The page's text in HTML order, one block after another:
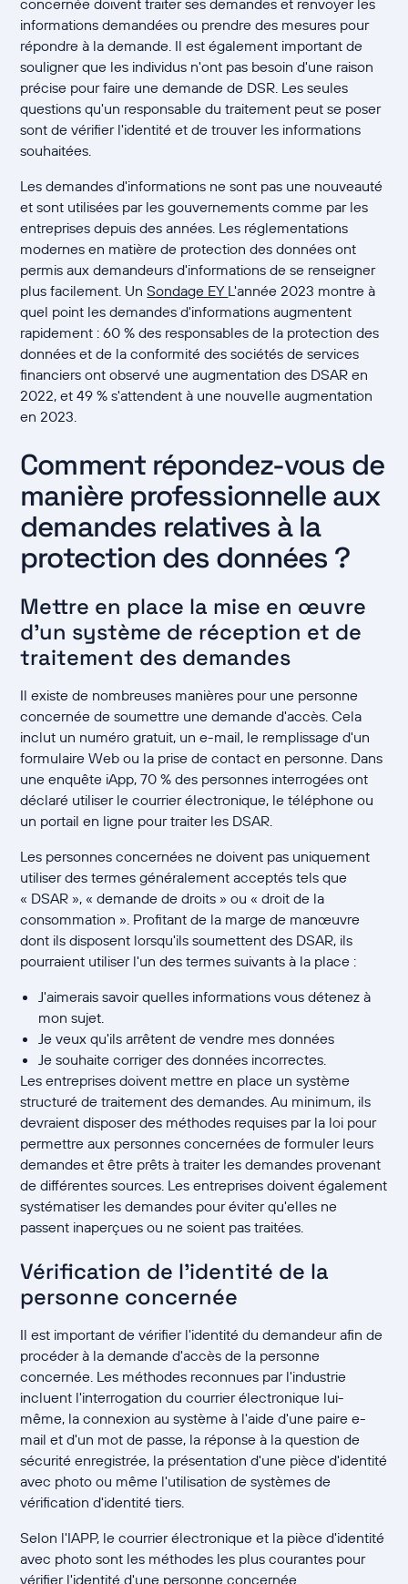
concernée doivent traiter ses demandes et renvoyer les
informations demandées ou prendre des mesures pour
répondre à la demande. Il est également important de
souligner que les individus n'ont pas besoin d'une raison
précise pour faire une demande de DSR. Les seules
questions qu'un responsable du traitement peut se poser
sont de vérifier l'identité et de trouver les informations
souhaitées.
Les demandes d'informations ne sont pas une nouveauté
et sont utilisées par les gouvernements comme par les
entreprises depuis des années. Les réglementations
modernes en matière de protection des données ont
permis aux demandeurs d'informations de se renseigner
plus facilement. UnSondage EY L'année 2023 montre à
quel point les demandes d'informations augmentent
rapidement : 60 % des responsables de la protection des
données et de la conformité des sociétés de services
financiers ont observé une augmentation des DSAR en
2022, et 49 % s'attendent à une nouvelle augmentation
en 2023.
Comment répondez-vous de
manière professionnelle aux
demandes relatives à la
protection des données ?
Mettre en place la mise en œuvre
d'un système de réception et de
traitement des demandes
Il existe de nombreuses manières pour une personne
concernée de soumettre une demande d'accès. Cela
inclut un numéro gratuit, un e-mail, le remplissage d'un
formulaire Web ou la prise de contact en personne. Dans
une enquête iApp, 70 % des personnes interrogées ont
déclaré utiliser le courrier électronique, le téléphone ou
un portail en ligne pour traiter les DSAR.
Les personnes concernées ne doivent pas uniquement
utiliser des termes généralement acceptés tels que
« DSAR », « demande de droits » ou « droit de la
consommation ». Profitant de la marge de manœuvre
dont ils disposent lorsqu'ils soumettent des DSAR, ils
pourraient utiliser l'un des termes suivants à la place :
J'aimerais savoir quelles informations vous détenez à
mon sujet.
Je veux qu'ils arrêtent de vendre mes données
Je souhaite corriger des données incorrectes.
Les entreprises doivent mettre en place un système
structuré de traitement des demandes. Au minimum, ils
devraient disposer des méthodes requises par la loi pour
permettre aux personnes concernées de formuler leurs
demandes et être prêts à traiter les demandes provenant
de différentes sources. Les entreprises doivent également
systématiser les demandes pour éviter qu'elles ne
passent inaperçues ou ne soient pas traitées.
Vérification de l'identité de la
personne concernée
Il est important de vérifier l'identité du demandeur afin de
procéder à la demande d'accès de la personne
concernée. Les méthodes reconnues par l'industrie
incluent l'interrogation du courrier électronique lui-
même, la connexion au système à l'aide d'une paire e-
mail et d'un mot de passe, la réponse à la question de
sécurité enregistrée, la présentation d'une pièce d'identité
avec photo ou même l'utilisation de systèmes de
vérification d'identité tiers.
Selon l'IAPP, le courrier électronique et la pièce d'identité
avec photo sont les méthodes les plus courantes pour
vérifier l'identité d'une personne concernée.